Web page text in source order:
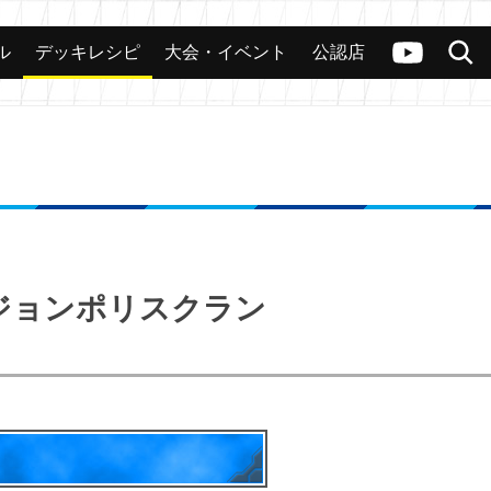
ヴァンガードch
検索
カード 大会 公認店舗 その他
デッキレシピ 大会・イベント 公認店
ョンポリスクラン